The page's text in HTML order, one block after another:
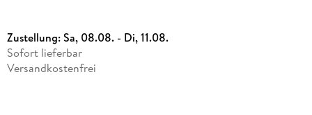
Zustellung:Sa, 08.08. - Di, 11.08.
Sofort lieferbar
Versandkostenfrei